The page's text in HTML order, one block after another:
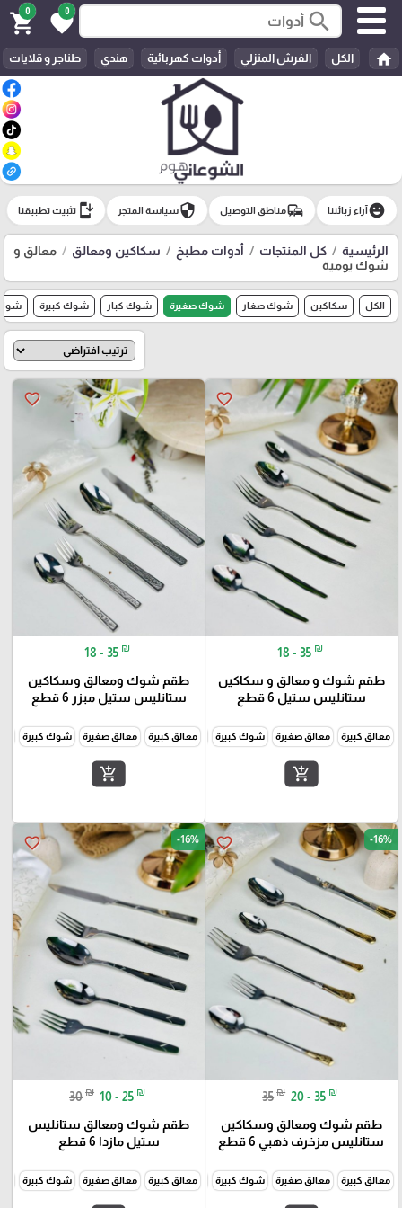
search
0
favorite
0
shopping_cart
home الكل الفرش المنزلي أدوات كهربائية هندي طناجر و قلايات
emoji_emotionsآراء زبائننا commuteمناطق التوصيل securityسياسة المتجر install_mobile تثبيت تطبيقنا
الرئيسية كل المنتجات أدوات مطبخ سكاكين ومعالق
معالق و
شوك يومية
الكل سكاكين شوك صغار شوك صغيرة شوك كبار شوك كبيرة
favorite_border
18 - 35 ₪
طقم شوك و معالق و سكاكين
ستانليس ستيل 6 قطع
معالق كبيرة معالق صغيرة شوك كبيرة شوك صغيرة معالق طويلة سكاكين
add_shopping_cart
favorite_border
18 - 35 ₪
طقم شوك ومعالق وسكاكين
ستانليس ستيل مبزر 6 قطع
معالق كبيرة معالق صغيرة شوك كبيرة
add_shopping_cart
favorite_border -16%
35 ₪ 20 - 35 ₪
طقم شوك ومعالق وسكاكين
ستانليس مزخرف ذهبي 6 قطع
معالق كبيرة معالق صغيرة شوك كبيرة شوك صغيرة سكاكين
favorite_border -16%
30 ₪ 10 - 25 ₪
طقم شوك ومعالق ستانليس
ستيل مازدا 6 قطع
معالق كبيرة معالق صغيرة شوك كبيرة